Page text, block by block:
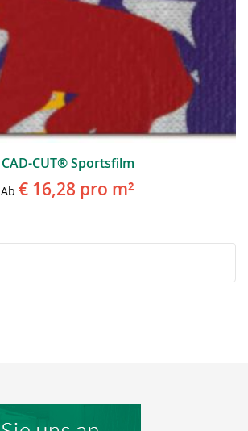
CAD-CUT® Sportsfilm
Ab € 16,28 pro m²